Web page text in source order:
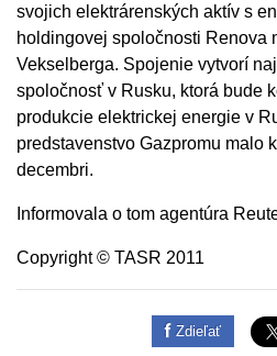
svojich elektrárenských aktív s
holdingovej spoločnosti Renova
Vekselberga. Spojenie vytvorí
spoločnosť v Rusku, ktorá bude
produkcie elektrickej energie v
predstavenstvo Gazpromu malo
decembri.
Informovala o tom agentúra
Copyright © TASR 2011
Zdieľať